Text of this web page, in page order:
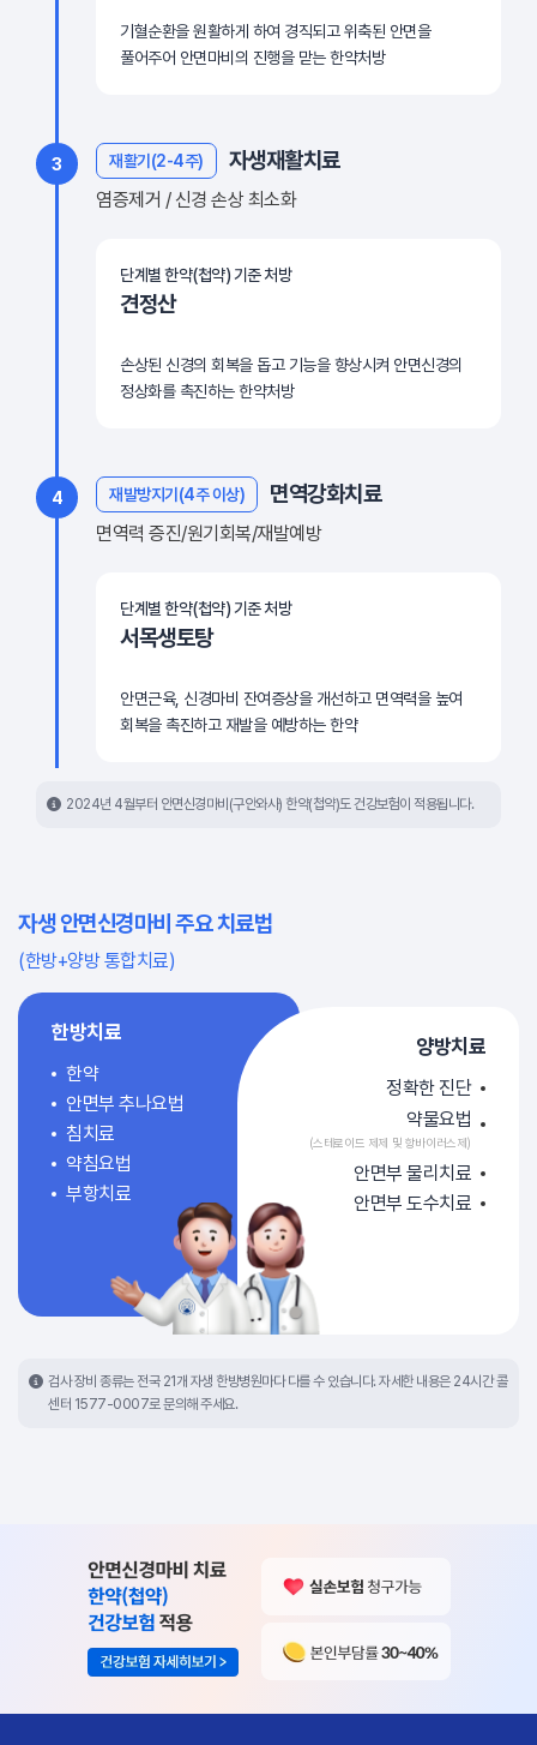
기혈순환을 원활하게 하여 경직되고 위축된 안면을
풀어주어 안면마비의 진행을 맏는 한약처방
3 재활기(2-4주) 자생재활치료
염증제거 / 신경 손상 최소화
단계별 한약(첩약) 기준 처방
견정산
손상된 신경의 회복을 돕고 기능을 향상시켜 안면신경의
정상화를 촉진하는 한약처방
4 재발방지기(4주 이상) 면역강화치료
면역력 증진/원기회복/재발예방
단계별 한약(첩약) 기준 처방
서목생토탕
안면근육, 신경마비 잔여증상을 개선하고 면역력을 높여
회복을 촉진하고 재발을 예방하는 한약
2024년 4월부터 안면신경마비(구안와사) 한약(첩약)도 건강보험이 적용됩니다.
자생 안면신경마비 주요 치료법
(한방+양방 통합치료)
한방치료
한약
안면부 추나요법
침치료
약침요법
부항치료
양방치료
정확한 진단
약물요법
(스테로이드 제제 및 항바이러스제)
안면부 물리치료
안면부 도수치료
검사 장비 종류는 전국 21개 자생 한방병원마다 다를 수 있습니다. 자세한 내용은 24시간 콜
센터 1577-0007로 문의해 주세요.